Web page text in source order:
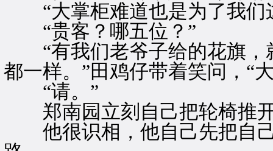
“大掌柜难道也是为了我们
“贵客？哪五位？”
“有我们老爷子给的花旗，
都一样。”田鸡仔带着笑问，“
“请。”
郑南园立刻自己把轮椅推
他很识相，他自己先把自己